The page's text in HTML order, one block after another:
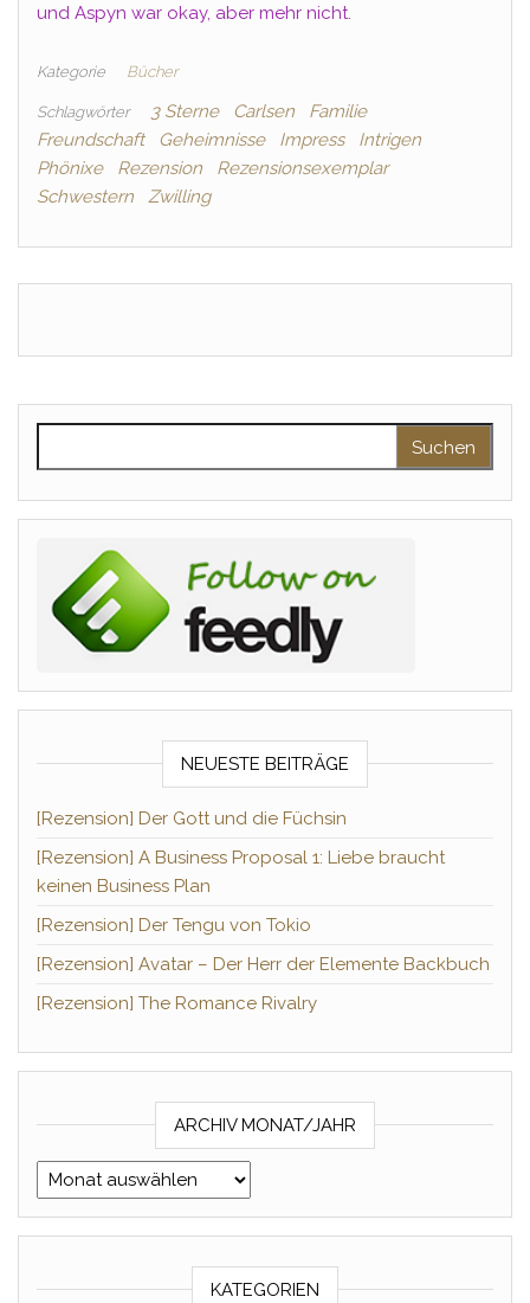
und Aspyn war okay, aber mehr nicht.
Kategorie Bücher
Schlagwörter 3 Sterne Carlsen
Familie
Freundschaft
Geheimnisse Impress
Intrigen
Phönixe
Rezension
Rezensionsexemplar
Schwestern
Zwilling
NEUESTE BEITRÄGE
[Rezension] Der Gott und die Füchsin
[Rezension] A Business Proposal 1: Liebe braucht
keinen Business Plan
[Rezension] Der Tengu von Tokio
[Rezension] Avatar – Der Herr der Elemente Backbuch
[Rezension] The Romance Rivalry
ARCHIV MONAT/JAHR
Archiv Monat/Jahr
KATEGORIEN